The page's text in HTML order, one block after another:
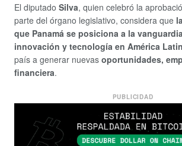
El diputado Silva, quien celebró la
parte del órgano legislativo, considera que
que Panamá se posiciona a la
innovación y tecnología en América
país a generar nuevas oportunidades,
financiera.
PUBLICIDAD